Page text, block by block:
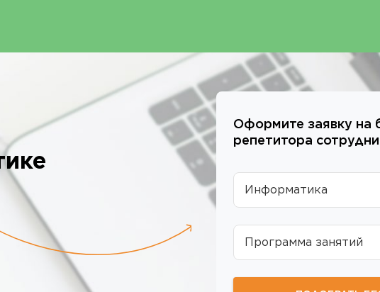
Оформите заявку на
репетитора
Информатика
Программа занятий